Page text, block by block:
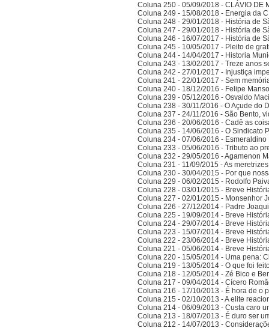
Coluna 250 - 05/09/2018 - CLÁVIO DE
Coluna 249 - 15/08/2018 - Energia da
Coluna 248 - 29/01/2018 - História de
Coluna 247 - 29/01/2018 - História de
Coluna 246 - 16/07/2017 - História de
Coluna 245 - 10/05/2017 - Pleito de
Coluna 244 - 14/04/2017 - Historia
Coluna 243 - 13/02/2017 - Treze anos
Coluna 242 - 27/01/2017 - Injustiça
Coluna 241 - 22/01/2017 - Sem
Coluna 240 - 18/12/2016 - Felipe
Coluna 239 - 05/12/2016 - Osvaldo
Coluna 238 - 30/11/2016 - O Açude do
Coluna 237 - 24/11/2016 - São Bento,
Coluna 236 - 20/06/2016 - Cadê as
Coluna 235 - 14/06/2016 - O Sindicato
Coluna 234 - 07/06/2016 -
Coluna 233 - 05/06/2016 - Tributo ao
Coluna 232 - 29/05/2016 - Agamenon
Coluna 231 - 11/09/2015 - As
Coluna 230 - 30/04/2015 - Por que
Coluna 229 - 06/02/2015 - Rodolfo
Coluna 228 - 03/01/2015 - Breve
Coluna 227 - 02/01/2015 - Monsenhor
Coluna 226 - 27/12/2014 - Padre
Coluna 225 - 19/09/2014 - Breve
Coluna 224 - 29/07/2014 - Breve
Coluna 223 - 15/07/2014 - Breve
Coluna 222 - 23/06/2014 - Breve
Coluna 221 - 05/06/2014 - Breve
Coluna 220 - 15/05/2014 - Uma pena:
Coluna 219 - 13/05/2014 - O que foi
Coluna 218 - 12/05/2014 - Zé Bico e
Coluna 217 - 09/04/2014 - Cícero
Coluna 216 - 17/10/2013 - É hora de o
Coluna 215 - 02/10/2013 - A elite
Coluna 214 - 06/09/2013 - Custa caro
Coluna 213 - 18/07/2013 - É duro ser
Coluna 212 - 14/07/2013 -